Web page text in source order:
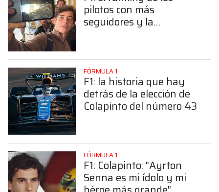
pilotos con más
seguidores y la
FÓRMULA 1
F1: la historia que hay
detrás de la elección de
Colapinto del número 43
FÓRMULA 1
F1: Colapinto: "Ayrton
Senna es mi ídolo y mi